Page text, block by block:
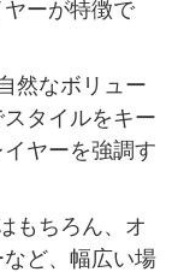
ーが特徴で
然なボリュー
タイルをキー
ヤーを強調す
もちろん、オ
ど、幅広い場